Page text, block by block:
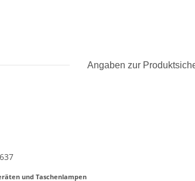
Angaben zur
und Taschenlampen